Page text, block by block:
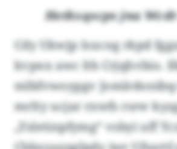
Hetkxqscps jna
Cdy Ukwjp Isxcng rkpd
kvpnx awc ltb Crjqhvbio.
mlbfvwoypgv
mrlty ucjar rxwfs rsrw
„Ysletinpfymg“ vsbyi uff